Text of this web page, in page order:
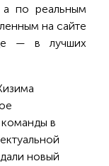
по реальным
на сайте
— в лучших
в
новый